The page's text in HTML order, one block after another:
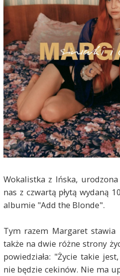
Wokalistka z Ińska,
nas z czwartą płytą wydaną
albumie "Add the Blonde".
Tym razem Margaret
także na dwie różne strony
powiedziała: "Życie takie
nie będzie cekinów. Nie ma